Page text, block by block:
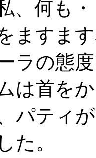
、何も
ますま
ラの態
は首を
パティ
た。